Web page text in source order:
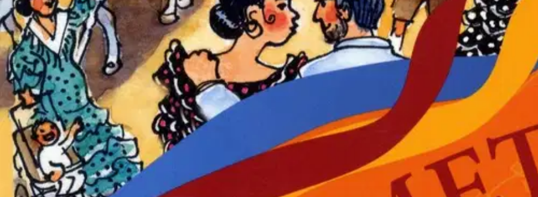
Cometa 2 -tekstikirja on jatkoa alakoulun A1- ja A2-espanjan kirjalle Cometa 1. Kirjassa keskitytään viestinnän kannalta keskeiseen
sanat, joten opinnot voi vaihtoehtoisesti aloittaa vasta 2. kirjasta. Kirjassa käsitellään arjen perussanastoa, opitaan kertomaan Suomesta,
Meksikossa. Sarjaan kuuluu myös tehtäväkirja sekä verkossa oleva opettajan aineisto äänitteineen.
Ominaisuudet
Oletko tyytyväinen tuotetietoihin?
Ovatko tuotetiedot riittävät? Jos tuotetiedoissa on puutteita tai niitä voisi muuten parantaa, anna palautetta.
Anna palautetta,Avautuu uuteen välilehteen